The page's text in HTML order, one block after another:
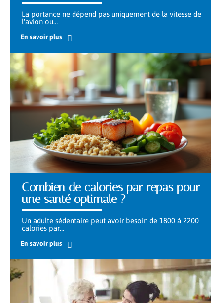
La portance ne dépend pas uniquement de la vitesse de
l'avion ou…
En savoir plus
Combien de calories par repas pour
une santé optimale ?
Un adulte sédentaire peut avoir besoin de 1800 à 2200
calories par…
En savoir plus